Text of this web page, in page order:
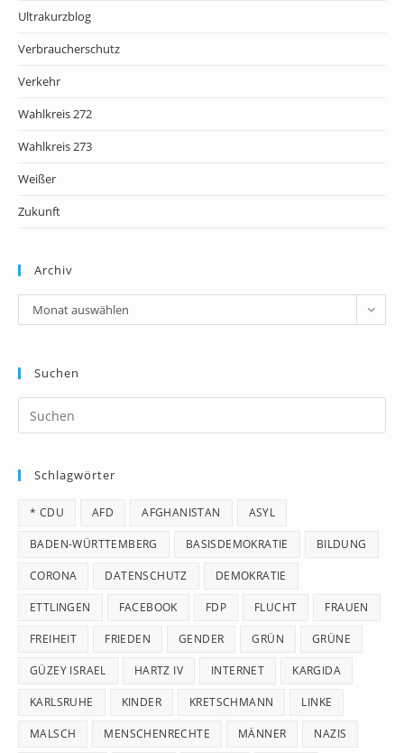
Ultrakurzblog
Verbraucherschutz
Verkehr
Wahlkreis 272
Wahlkreis 273
Weißer
Zukunft
Archiv
Archiv
Monat auswählen
Suchen
Schlagwörter
* CDU AFD AFGHANISTAN ASYL
BADEN-WÜRTTEMBERG BASISDEMOKRATIE BILDUNG
CORONA DATENSCHUTZ DEMOKRATIE
ETTLINGEN FACEBOOK FDP FLUCHT FRAUEN
FREIHEIT FRIEDEN GENDER GRÜN GRÜNE
GÜZEY ISRAEL HARTZ IV INTERNET KARGIDA
KARLSRUHE KINDER KRETSCHMANN LINKE
MALSCH MENSCHENRECHTE MÄNNER NAZIS